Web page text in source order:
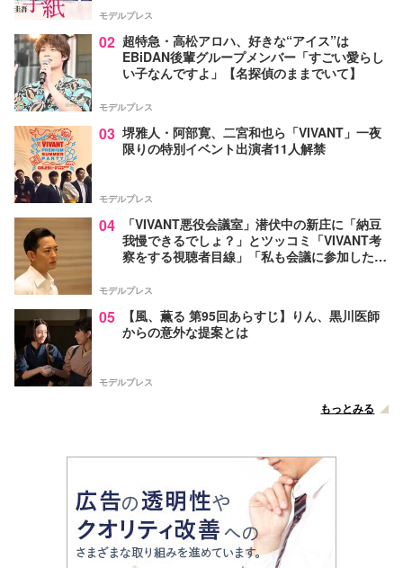
モデルプレス
02 超特急・高松アロハ、好きな“アイス”は
EBiDAN後輩グループメンバー「すごい愛らし
い子なんですよ」【名探偵のままでいて】
モデルプレス
03 堺雅人・阿部寛、二宮和也ら「VIVANT」一夜
限りの特別イベント出演者11人解禁
モデルプレス
04
「VIVANT悪役会議室」潜伏中の新庄に「納豆
我慢できるでしょ？」とツッコミ「VIVANT考
察をする視聴者目線」「私も会議に参加した
モデルプレス
05
【風、薫る 第95回あらすじ】りん、黒川医師
からの意外な提案とは
モデルプレス
もっとみる